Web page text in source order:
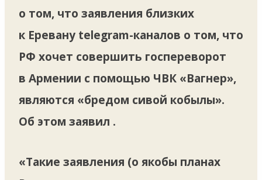
о том, что заявления близких
к Еревану telegram-каналов о том, что
РФ хочет совершить госпереворот
в Армении с помощью ЧВК «Вагнер»,
являются «бредом сивой кобылы».
Об этом заявил .
«Такие заявления (о якобы планах